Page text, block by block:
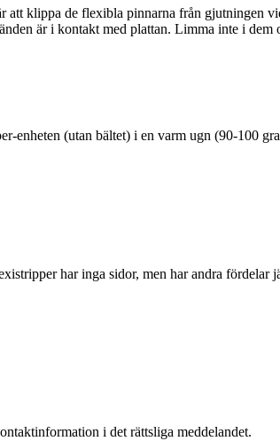
klippa de flexibla pinnarna från gjutningen
är i kontakt med plattan. Limma inte i dem
enheten (utan bältet) i en varm ugn (90-100
har inga sidor, men har andra
i det rättsliga meddelandet.